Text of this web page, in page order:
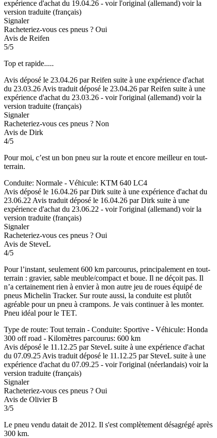
expérience d'achat du 19.04.26 - voir l'original (allemand) voir la
version traduite (français)
Signaler
Racheteriez-vous ces pneus ? Oui
Avis de Reifen
5/5
Top et rapide.....
Avis déposé le 23.04.26 par Reifen suite à une expérience d'achat
du 23.03.26 Avis traduit déposé le 23.04.26 par Reifen suite à une
expérience d'achat du 23.03.26 - voir l'original (allemand) voir la
version traduite (français)
Signaler
Racheteriez-vous ces pneus ? Non
Avis de Dirk
4/5
Pour moi, c’est un bon pneu sur la route et encore meilleur en tout-
terrain.
Conduite: Normale - Véhicule: KTM 640 LC4
Avis déposé le 16.04.26 par Dirk suite à une expérience d'achat du
23.06.22 Avis traduit déposé le 16.04.26 par Dirk suite à une
expérience d'achat du 23.06.22 - voir l'original (allemand) voir la
version traduite (français)
Signaler
Racheteriez-vous ces pneus ? Oui
Avis de SteveL
4/5
Pour l’instant, seulement 600 km parcourus, principalement en tout-
terrain : gravier, sable meuble/compact et boue. Il ne déçoit pas. Il
n’a certainement rien à envier à mon autre jeu de roues équipé de
pneus Michelin Tracker. Sur route aussi, la conduite est plutôt
agréable pour un pneu à crampons. Je vais continuer à les monter.
Pneu idéal pour le TET.
Type de route: Tout terrain - Conduite: Sportive - Véhicule: Honda
300 off road - Kilomètres parcourus: 600 km
Avis déposé le 11.12.25 par SteveL suite à une expérience d'achat
du 07.09.25 Avis traduit déposé le 11.12.25 par SteveL suite à une
expérience d'achat du 07.09.25 - voir l'original (néerlandais) voir la
version traduite (français)
Signaler
Racheteriez-vous ces pneus ? Oui
Avis de Olivier B
3/5
Le pneu vendu datait de 2012. Il s'est complètement désagrégé après
300 km.